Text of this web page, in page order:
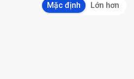
Mặc định Lớn hơn